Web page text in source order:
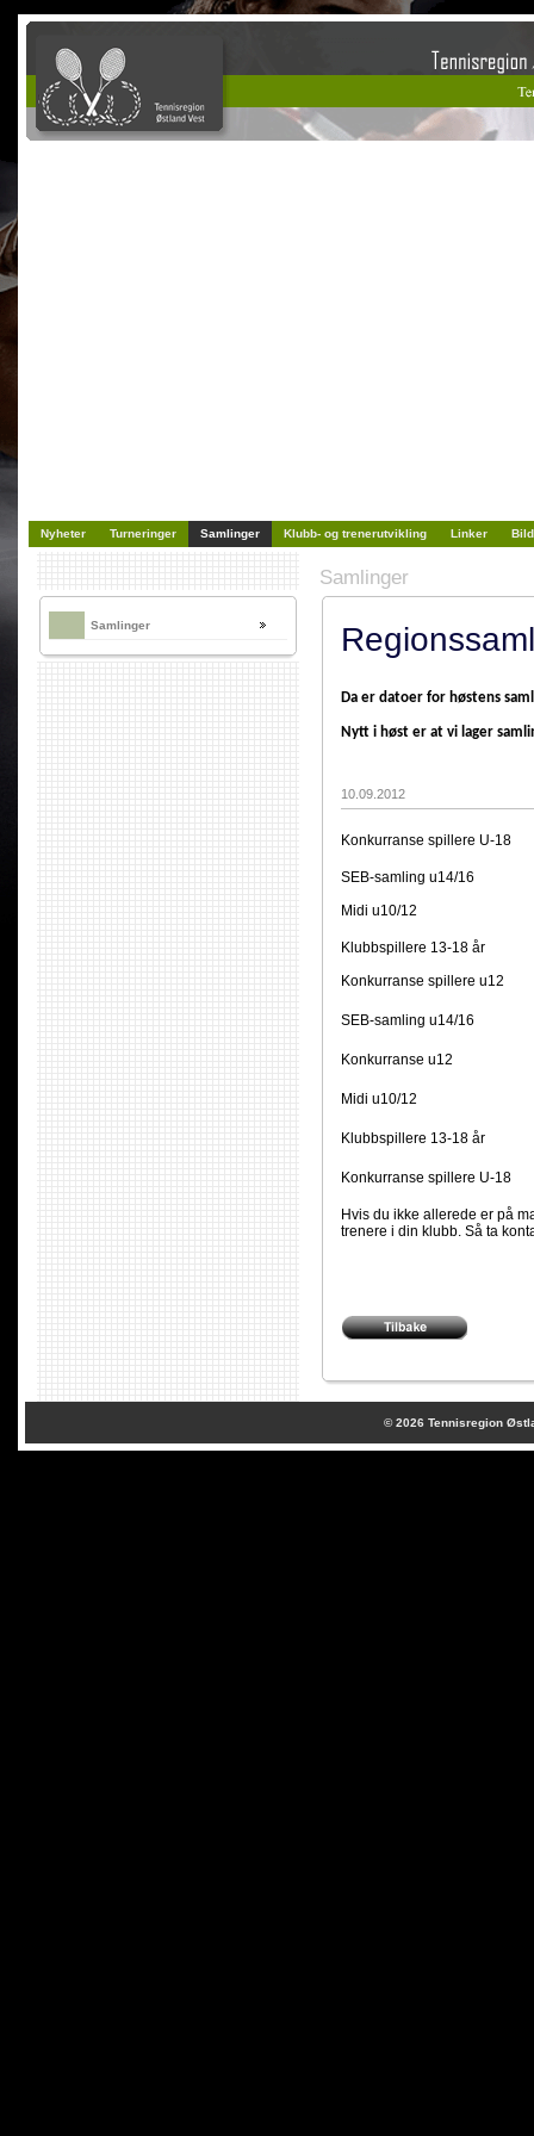
Nyheter Turneringer Samlinger Klubb- og trenerutvikling Linker
Samlinger
Samlinger
Da er datoer for høstens
Nytt i høst er at vi lager
10.09.2012
Konkurranse spillere U-
SEB-samling u14/16
Midi u10/12 13.-
Klubbspillere 13-18 år
Konkurranse spillere u12
SEB-samling u14/16
Konkurranse u12
Midi u10/12 8.-
Klubbspillere 13-18 år 
Konkurranse spillere U-
Hvis du ikke allerede er på
trenere i din klubb. Så ta
© 2026 Tennisregion